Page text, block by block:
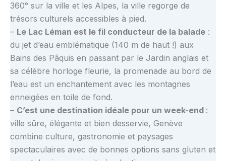
360° sur la ville et les Alpes, la ville regorge de
trésors culturels accessibles à pied.
– Le Lac Léman est le fil conducteur de la balade :
du jet d’eau emblématique (140 m de haut !) aux
Bains des Pâquis en passant par le Jardin anglais et
sa célèbre horloge fleurie, la promenade au bord de
l’eau est un enchantement avec les montagnes
enneigées en toile de fond.
– C’est une destination idéale pour un week-end :
ville sûre, élégante et bien desservie, Genève
combine culture, gastronomie et paysages
spectaculaires avec de bonnes options sans gluten et